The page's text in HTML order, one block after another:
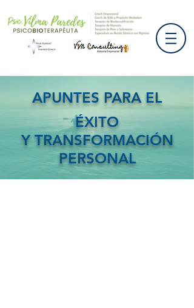
APUNTES PARA EL
ÉXITO
Y TRANSFORMACIÓN
PERSONAL